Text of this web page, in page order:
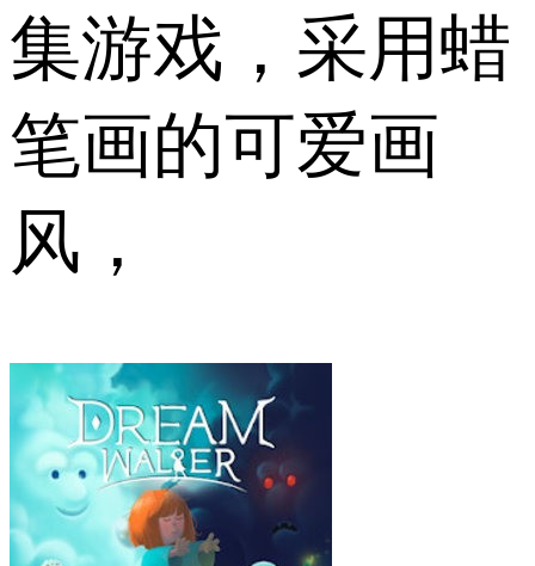
集游戏，采用蜡
笔画的可爱画
风，